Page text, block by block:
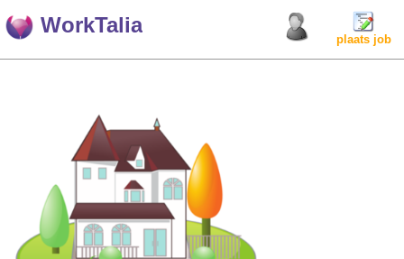
WorkTalia
plaats job